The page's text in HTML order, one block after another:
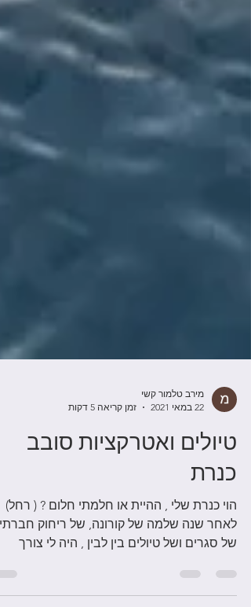
22 במאי 2021
זמן קריאה 5 דקות
טיולים ואטרקציות סובב
כנרת
הוי כנרת שלי , ההיית או חלמתי חלום ? ( רחל)
של סגרים ושל טיולים בין לבין , היה לי צורך
אדיר...